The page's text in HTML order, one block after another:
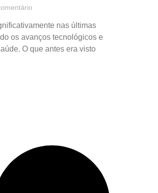
nas últimas
os avanços tecnológicos e
O que antes era visto